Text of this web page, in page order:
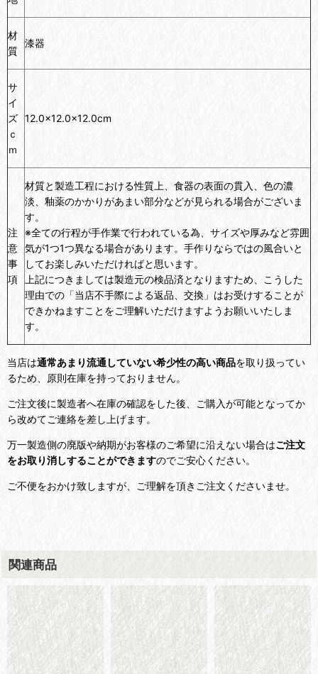
材
質
漆器
サ
イ
ズ
ｃ
ｍ
12.0×12.0×12.0cm
注
意
事
項
材質と製造工程における性質上、食器の表面の貫入、色の濃
淡、釉薬のかかりがあまい部分などが見られる場合がございま
す。
※全ての行程が手作業で行われている為、サイズや厚みなど雰囲
気が1つ1つ異なる場合があります。手作りならではの風合いと
してお楽しみいただければと思います。
上記につきましては製造元の検品済となりますため、こうした
理由での「当店不手際による返品、交換」はお受けすることが
できかねますことをご理解いただけますようお願いいたしま
す。
当店は通常あまり流通していない希少性の高い商品を取り扱ってい
るため、原則在庫を持っておりません。
ご注文後に製造者へ在庫の確認をした後、ご購入が可能となってか
ら改めてご連絡を差し上げます。
万一製造側の廃版や納期がお客様のご希望に沿えない場合はご注文
をお取り消しすることができますのでご安心ください。
ご不便をおかけ致しますが、ご理解を頂きご注文くださいませ。
関連商品